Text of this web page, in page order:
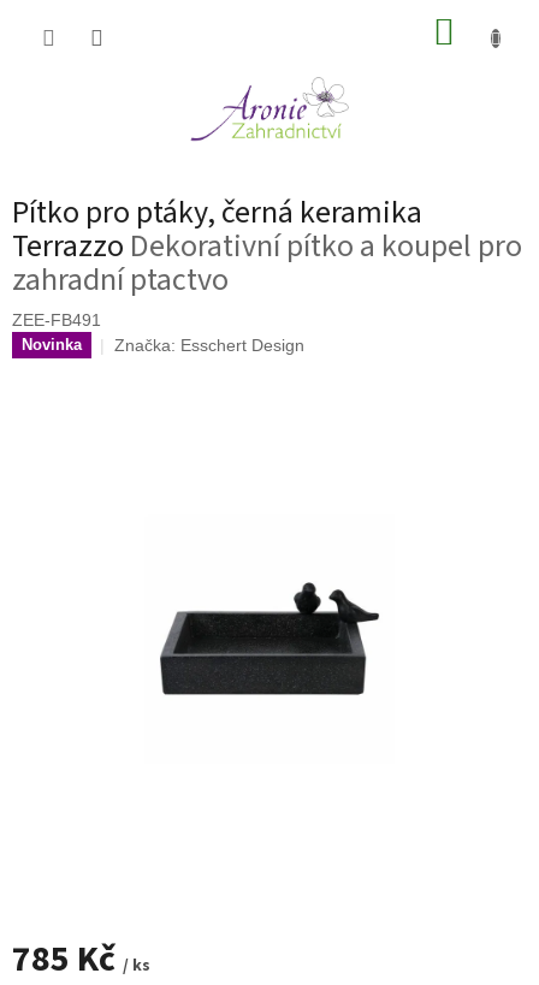
Pítko pro ptáky, černá keramika
Terrazzo Dekorativní pítko a koupel pro
zahradní ptactvo
ZEE-FB491
Novinka Značka: Esschert Design
785 Kč / ks